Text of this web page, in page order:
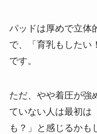
パッドは厚めで立体
で、「育乳もしたい
です。
ただ、やや着圧が強
ていない人は最初は
も？」と感じるかも